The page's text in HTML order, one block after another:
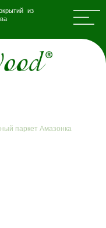
паркет Амазонка